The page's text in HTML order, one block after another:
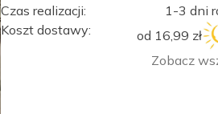
Czas realizacji:
1-3 dni
Koszt dostawy:
od 16,99 zł
Zobacz